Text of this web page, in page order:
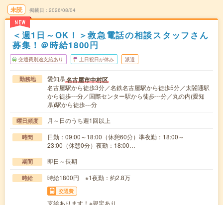
未読
NEW
掲載日 2026/08/04
＜週1日～OK！＞救急電話の相談スタッフさん
募集！＠時給1800円
交通費別途支給あり 土日祝日が休み 派遣
勤務地 愛知県名古屋市中村区
名古屋駅から徒歩3分／名鉄名古屋駅から徒歩5分／太閤通駅
から徒歩---分／国際センター駅から徒歩---分／丸の内(愛知
県)駅から徒歩---分
曜日頻度 月～日のうち週1回以上
時間
日勤：09:00～18:00（休憩60分）準夜勤：18:00～
23:00（休憩0分）夜勤：18:00…
期間 即日～長期
時給 時給1800円 ※1夜勤：約2.8万
交通費
支給あります！※規定あり